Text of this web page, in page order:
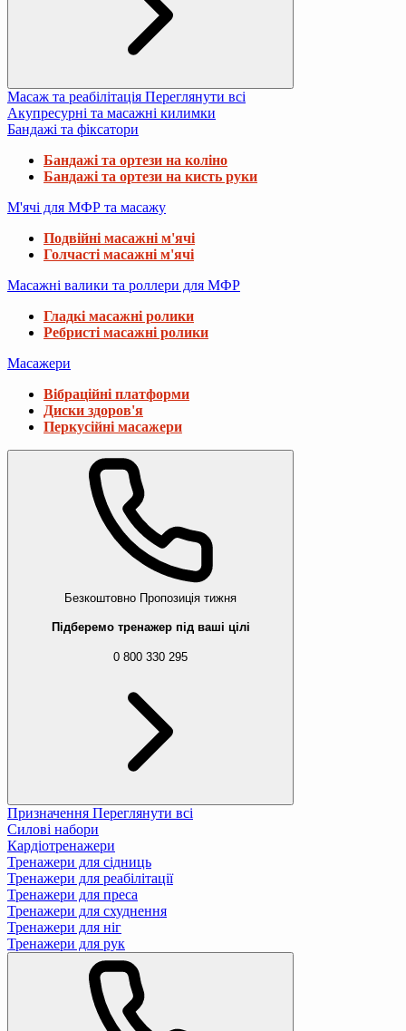
Масаж та реабілітація Переглянути всі
Акупресурні та масажні килимки
Бандажі та фіксатори
Бандажі та ортези на коліно
Бандажі та ортези на кисть руки
М'ячі для МФР та масажу
Подвійні масажні м'ячі
Голчасті масажні м'ячі
Масажні валики та роллери для МФР
Гладкі масажні ролики
Ребристі масажні ролики
Масажери
Вібраційні платформи
Диски здоров'я
Перкусійні масажери
Безкоштовно Пропозиція тижня
Підберемо тренажер під ваші цілі
0 800 330 295
Призначення Переглянути всі
Силові набори
Кардіотренажери
Тренажери для сідниць
Тренажери для реабілітації
Тренажери для преса
Тренажери для схуднення
Тренажери для ніг
Тренажери для рук